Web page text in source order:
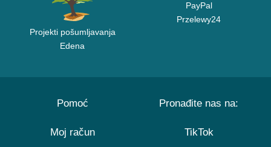
Projekti pošumljavanja
Edena
PayPal
Przelewy24
Pomoć
Moj račun
Pronađite nas na:
TikTok